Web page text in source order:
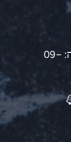
אולם התצוגה במושב נורדיה: 09-